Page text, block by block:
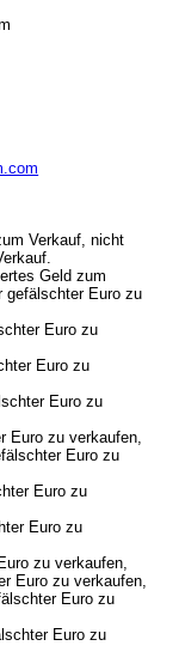
Verkauf, nicht
Geld zum
gefälschter Euro zu
Euro zu
Euro zu
Euro zu
Euro zu verkaufen,
Euro zu
Euro zu
Euro zu
zu verkaufen,
Euro zu verkaufen,
Euro zu
Euro zu